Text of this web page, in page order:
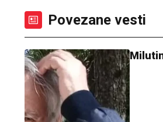
Povezane vesti